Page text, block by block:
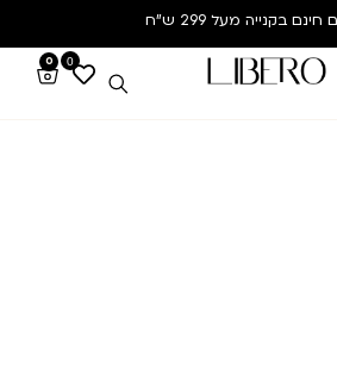
חינם בקנייה מעל 299 ש”ח
0
0